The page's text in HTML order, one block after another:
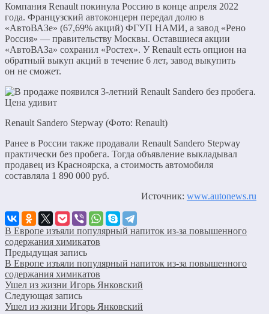
Компания Renault покинула Россию в конце апреля 2022
года. Французский автоконцерн передал долю в
«АвтоВАЗе» (67,69% акций) ФГУП НАМИ, а завод «Рено
Россия» — правительству Москвы. Оставшиеся акции
«АвтоВАЗа» сохранил «Ростех». У Renault есть опцион на
обратный выкуп акций в течение 6 лет, завод выкупить
он не сможет.
Renault Sandero Stepway (Фото: Renault)
Ранее в России также продавали Renault Sandero Stepway
практически без пробега. Тогда объявление выкладывал
продавец из Красноярска, а стоимость автомобиля
составляла 1 890 000 руб.
Источник:www.autonews.ru
В Европе изъяли популярный напиток из-за повышенного
содержания химикатов
Предыдущая запись
В Европе изъяли популярный напиток из-за повышенного
содержания химикатов
Ушел из жизни Игорь Янковский
Следующая запись
Ушел из жизни Игорь Янковский